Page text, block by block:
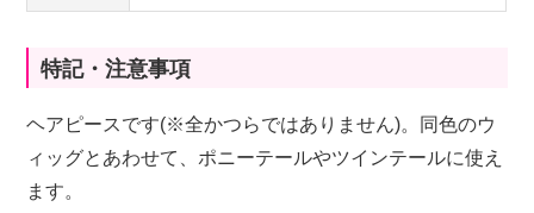
特記・注意事項
ヘアピースです(※全かつらではありません)。同色のウ
ィッグとあわせて、ポニーテールやツインテールに使え
ます。